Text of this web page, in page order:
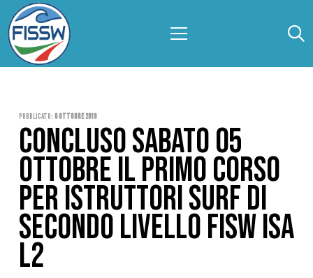
Pubblicato: 6 Ottobre 2019
CONCLUSO SABATO 05
OTTOBRE IL PRIMO CORSO
PER ISTRUTTORI SURF DI
SECONDO LIVELLO FISW ISA
L2